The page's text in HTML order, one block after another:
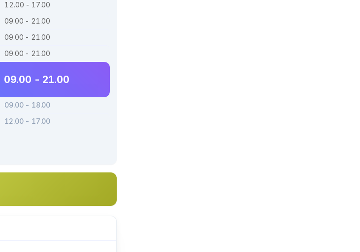
12.00 - 17.00
09.00 - 21.00
09.00 - 21.00
09.00 - 21.00
09.00 - 21.00
09.00 - 18.00
12.00 - 17.00